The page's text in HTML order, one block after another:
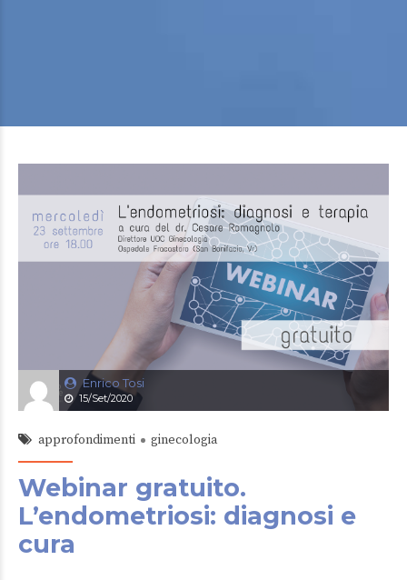
Enrico Tosi
15/Set/2020
approfondimenti ginecologia
Webinar gratuito.
L’endometriosi: diagnosi e
cura